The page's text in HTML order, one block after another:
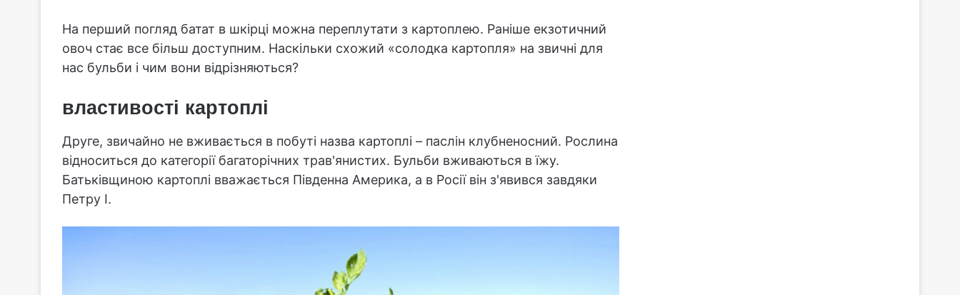
На перший погляд батат в шкірці можна переплутати з картоплею. Раніше екзотичний
овоч стає все більш доступним. Наскільки схожий «солодка картопля» на звичні для
нас бульби і чим вони відрізняються?
властивості картоплі
Друге, звичайно не вживається в побуті назва картоплі – паслін клубненосний. Рослина
відноситься до категорії багаторічних трав'янистих. Бульби вживаються в їжу.
Батьківщиною картоплі вважається Південна Америка, а в Росії він з'явився завдяки
Петру I.